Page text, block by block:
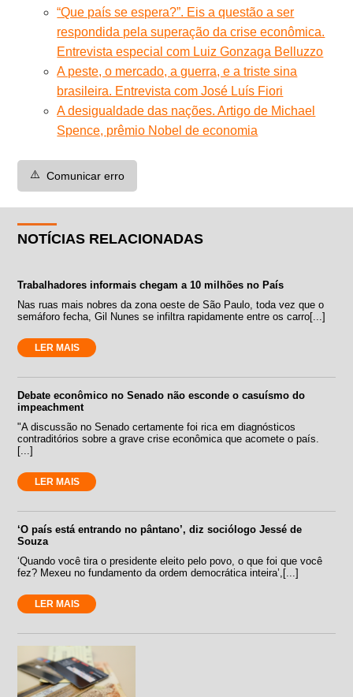
“Que país se espera?”. Eis a questão a ser
respondida pela superação da crise econômica.
Entrevista especial com Luiz Gonzaga Belluzzo
A peste, o mercado, a guerra, e a triste sina
brasileira. Entrevista com José Luís Fiori
A desigualdade das nações. Artigo de Michael
Spence, prêmio Nobel de economia
⚠️ Comunicar erro
NOTÍCIAS RELACIONADAS
Trabalhadores informais chegam a 10 milhões no País
Nas ruas mais nobres da zona oeste de São Paulo, toda vez que o
semáforo fecha, Gil Nunes se infiltra rapidamente entre os carro[...]
LER MAIS
Debate econômico no Senado não esconde o casuísmo do
impeachment
"A discussão no Senado certamente foi rica em diagnósticos
contraditórios sobre a grave crise econômica que acomete o país.
[...]
LER MAIS
‘O país está entrando no pântano’, diz sociólogo Jessé de
Souza
‘Quando você tira o presidente eleito pelo povo, o que foi que você
fez? Mexeu no fundamento da ordem democrática inteira’,[...]
LER MAIS